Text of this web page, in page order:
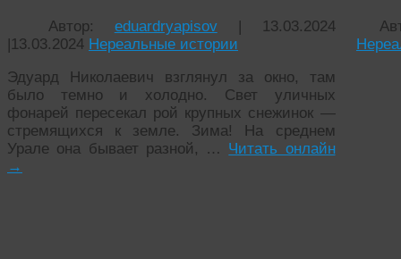
Автор: eduardryapisov |
13.03.2024
|13.03.2024 Нереальные истории
Эдуард Николаевич взглянул за окно, там
было темно и холодно. Свет уличных
фонарей пересекал рой крупных снежинок —
стремящихся к земле. Зима! На среднем
Урале она бывает разной, … Читать онлайн
→